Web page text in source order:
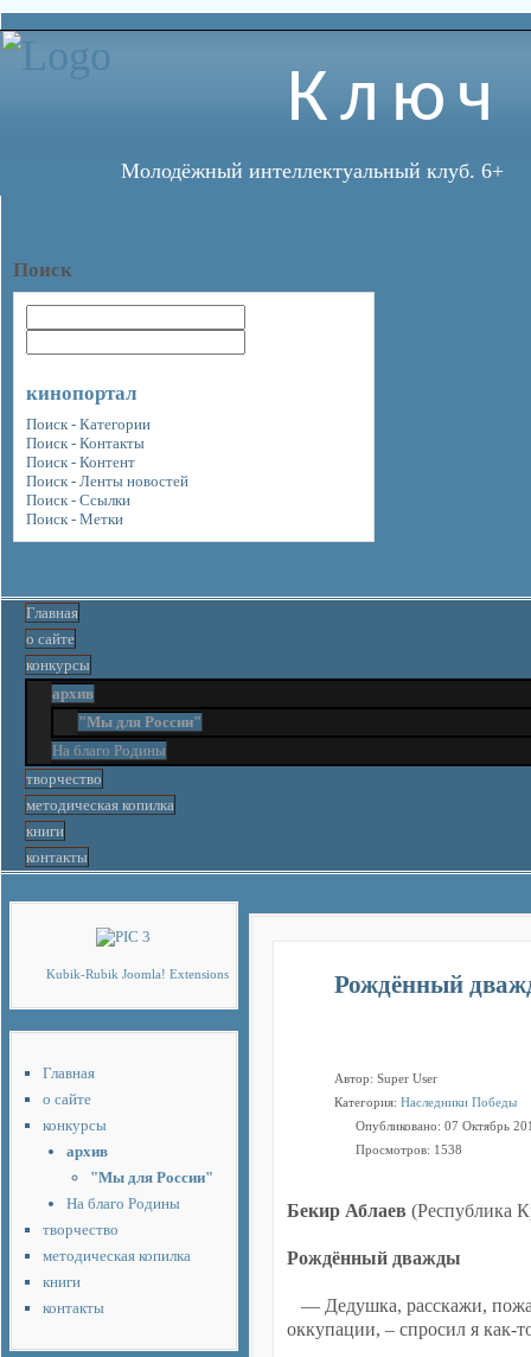
Ключ
Молодёжный интеллектуальный клуб. 6+
Поиск
кинопортал
Поиск - Категории
Поиск - Контакты
Поиск - Контент
Поиск - Ленты новостей
Поиск - Ссылки
Поиск - Метки
Главная
о сайте
конкурсы
архив
"Мы для России"
На благо Родины
творчество
методическая копилка
книги
контакты
Kubik-Rubik Joomla! Extensions
Главная
о сайте
конкурсы
архив
"Мы для России"
На благо Родины
творчество
методическая копилка
книги
контакты
Рождённый
Автор: Super User
Категория: Наследники Победы
Опубликовано: 07 Октябрь
Просмотров: 1538
Бекир Аблаев (Республика
Рождённый дважды
— Дедушка, расскажи,
оккупации, – спросил я как-